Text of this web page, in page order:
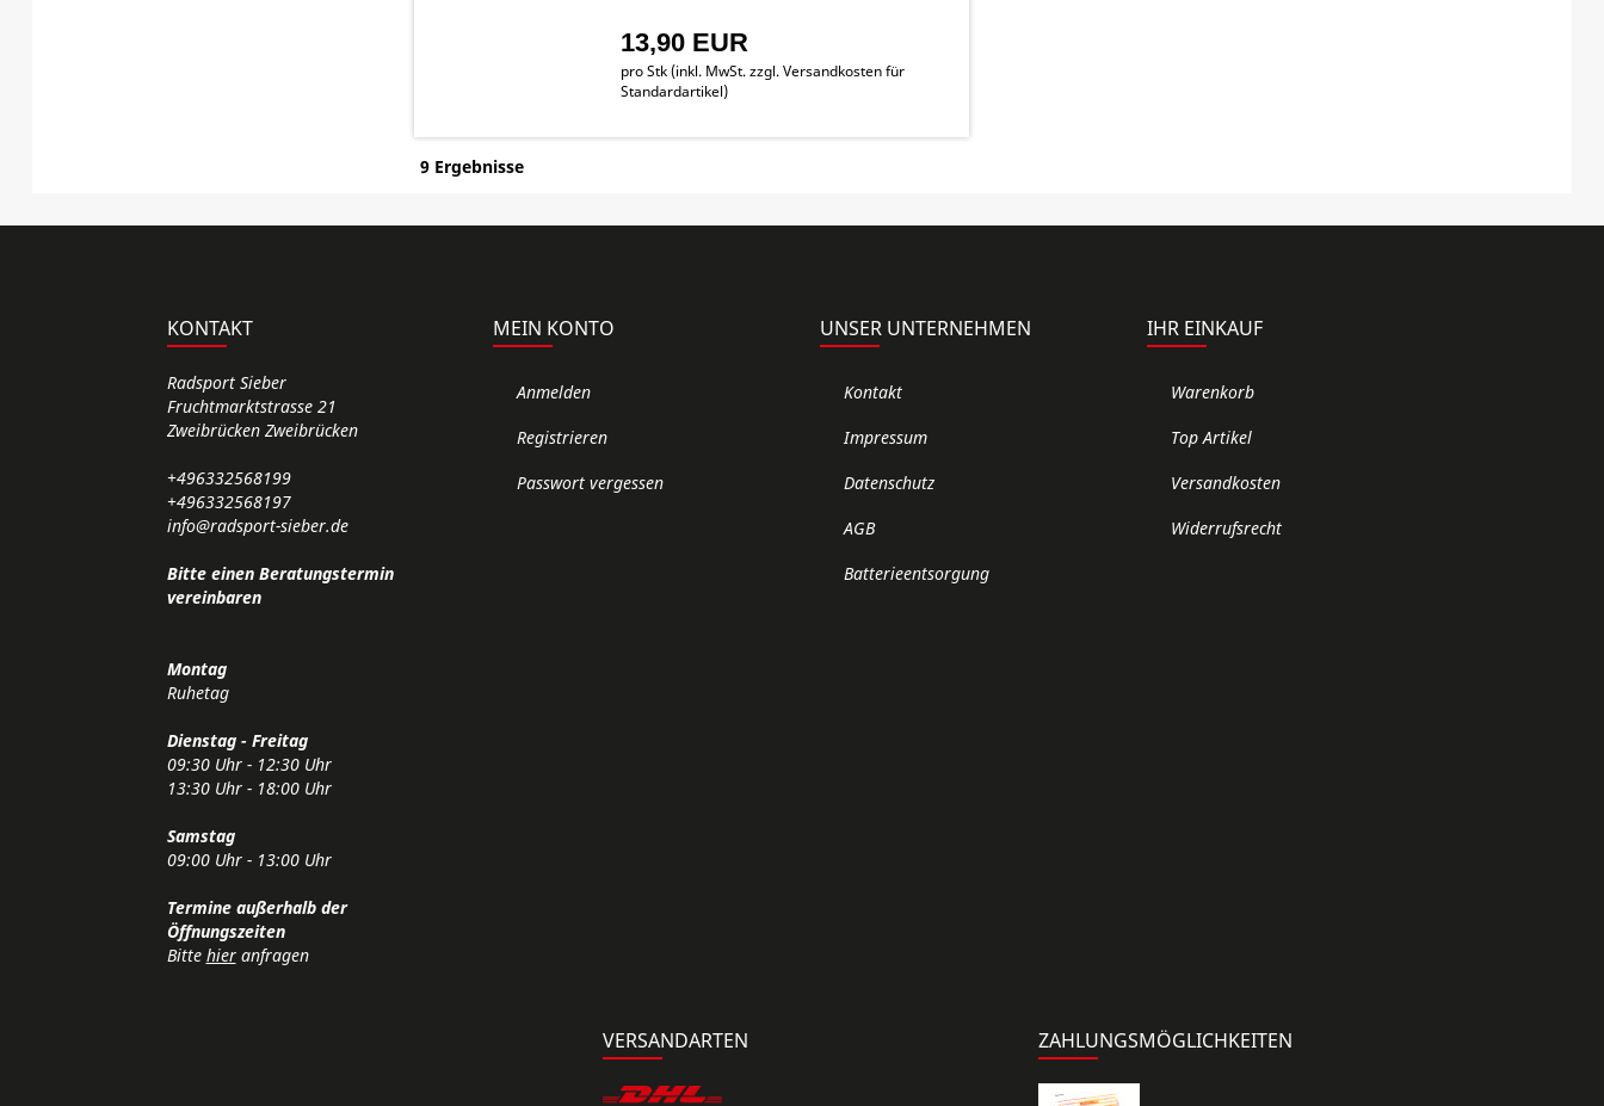
13,90 EUR
pro Stk (inkl. MwSt. zzgl.Versandkosten für
Standardartikel)
9 Ergebnisse
KONTAKT
Radsport Sieber
Fruchtmarktstrasse 21
Zweibrücken Zweibrücken
+496332568199
+496332568197
info@radsport-sieber.de
Bitte einen Beratungstermin
vereinbaren
Montag
Ruhetag
Dienstag - Freitag
09:30 Uhr - 12:30 Uhr
13:30 Uhr - 18:00 Uhr
Samstag
09:00 Uhr - 13:00 Uhr
Termine außerhalb der
Öffnungszeiten
Bitte hieranfragen
MEIN KONTO
Anmelden
Registrieren
Passwort vergessen
UNSER UNTERNEHMEN
Kontakt
Impressum
Datenschutz
AGB
Batterieentsorgung
IHR EINKAUF
Warenkorb
Top Artikel
Versandkosten
Widerrufsrecht
VERSANDARTEN ZAHLUNGSMÖGLICHKEITEN